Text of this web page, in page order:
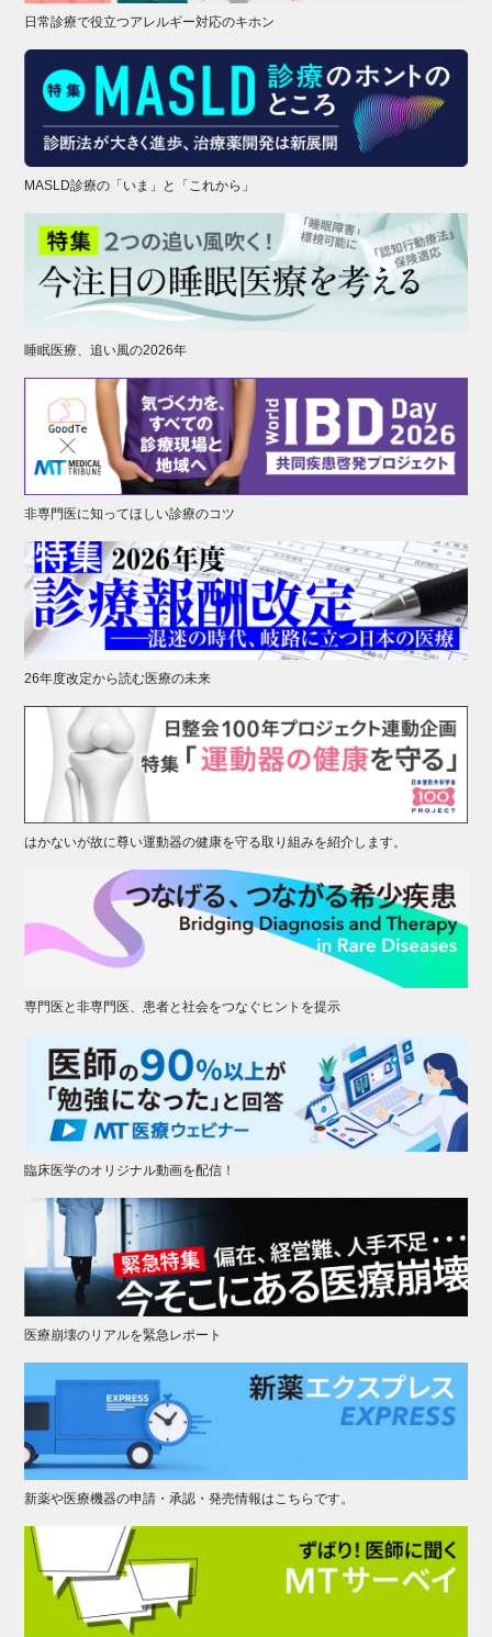
日常診療で役立つアレルギー対応のキホン
MASLD診療の「いま」と「これから」
睡眠医療、追い風の2026年
非専門医に知ってほしい診療のコツ
26年度改定から読む医療の未来
はかないが故に尊い運動器の健康を守る取り組みを紹介します。
専門医と非専門医、患者と社会をつなぐヒントを提示
臨床医学のオリジナル動画を配信！
医療崩壊のリアルを緊急レポート
新薬や医療機器の申請・承認・発売情報はこちらです。